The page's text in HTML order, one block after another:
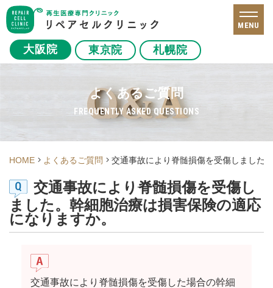
大阪院 東京院 札幌院
MENU
よくあるご質問
FREQUENTLY ASKED QUESTIONS
HOME よくあるご質問 交通事故により脊髄損傷を受傷しました
交通事故により脊髄損傷を受傷し
ました。幹細胞治療は損害保険の適応
になりますか。
交通事故により脊髄損傷を受傷した場合の幹細